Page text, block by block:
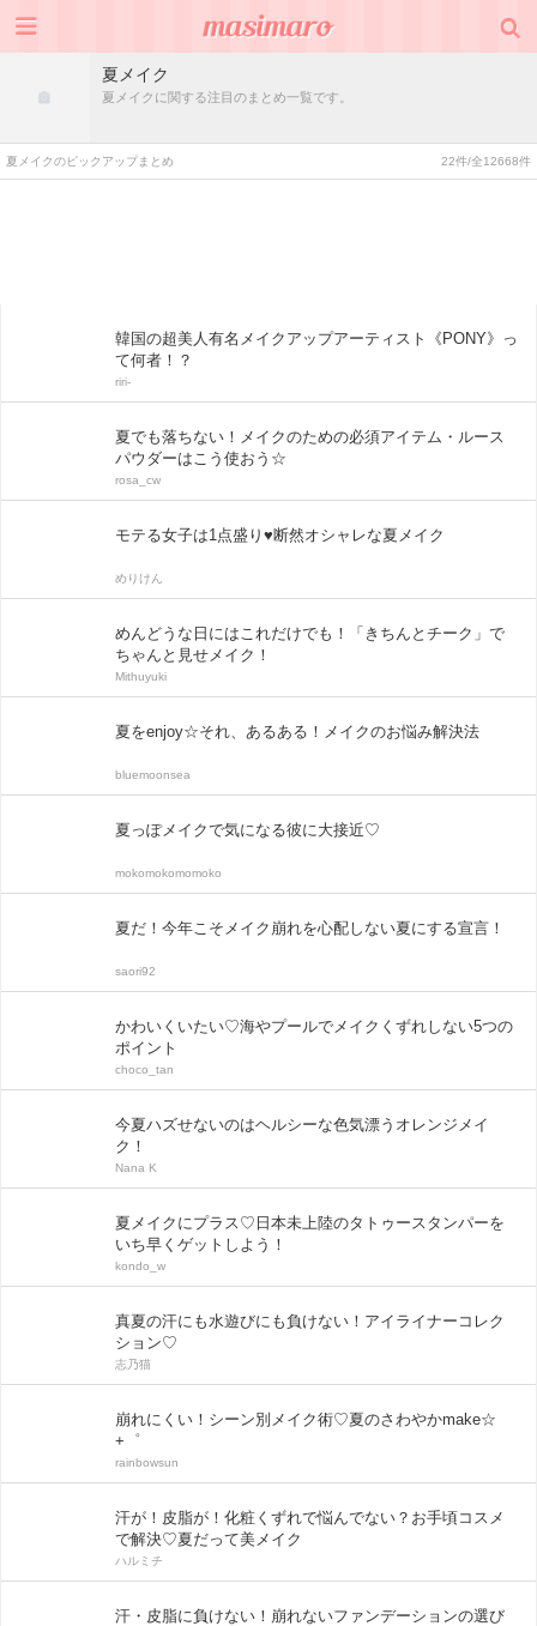
夏メイク
夏メイクに関する注目のまとめ一覧です。
夏メイクのピックアップまとめ 22件/全12668件
韓国の超美人有名メイクアップアーティスト《PONY》っ
て何者！？
riri-
夏でも落ちない！メイクのための必須アイテム・ルース
パウダーはこう使おう☆
rosa_cw
モテる女子は1点盛り♥断然オシャレな夏メイク
めりけん
めんどうな日にはこれだけでも！「きちんとチーク」で
ちゃんと見せメイク！
Mithuyuki
夏をenjoy☆それ、あるある！メイクのお悩み解決法
bluemoonsea
夏っぽメイクで気になる彼に大接近♡
mokomokomomoko
夏だ！今年こそメイク崩れを心配しない夏にする宣言！
saori92
かわいくいたい♡海やプールでメイクくずれしない5つの
ポイント
choco_tan
今夏ハズせないのはヘルシーな色気漂うオレンジメイ
ク！
Nana K
夏メイクにプラス♡日本未上陸のタトゥースタンパーを
いち早くゲットしよう！
kondo_w
真夏の汗にも水遊びにも負けない！アイライナーコレク
ション♡
志乃猫
崩れにくい！シーン別メイク術♡夏のさわやかmake☆
+゜
rainbowsun
汗が！皮脂が！化粧くずれで悩んでない？お手頃コスメ
で解決♡夏だって美メイク
ハルミチ
汗・皮脂に負けない！崩れないファンデーションの選び